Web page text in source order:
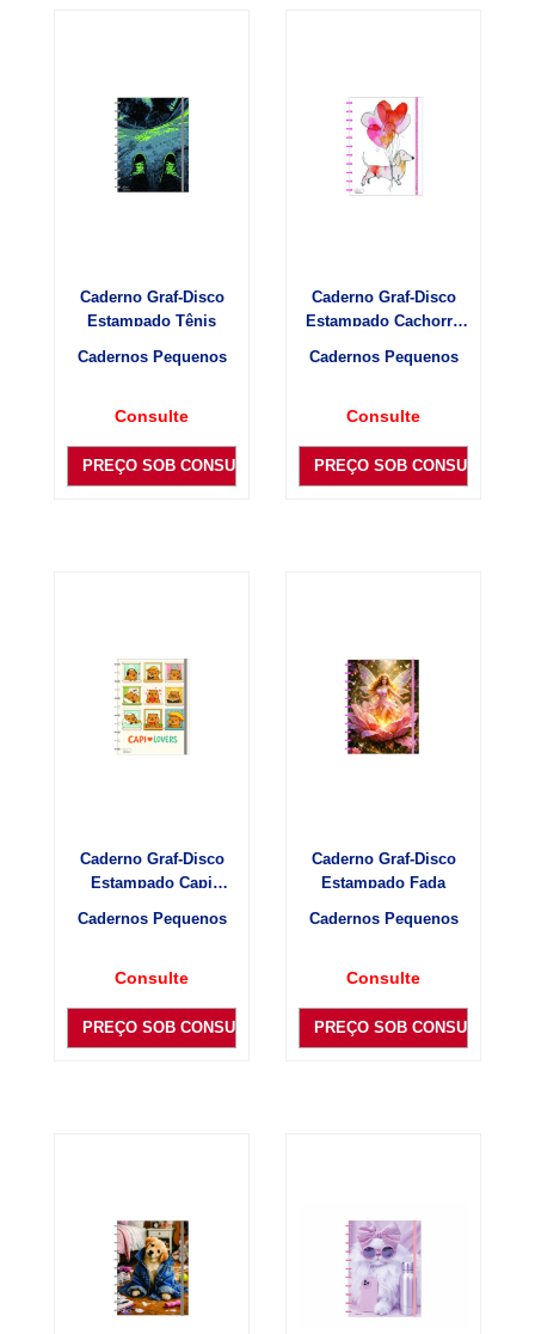
Caderno Graf-Disco
Estampado Tênis
Cadernos Pequenos
Consulte
PREÇO SOB CONSULTA
Caderno Graf-Disco
Estampado Cachorro
Cadernos Pequenos
Consulte
PREÇO SOB CONSULTA
Caderno Graf-Disco
Estampado Capi
Cadernos Pequenos
Consulte
PREÇO SOB CONSULTA
Caderno Graf-Disco
Estampado Fada
Cadernos Pequenos
Consulte
PREÇO SOB CONSULTA